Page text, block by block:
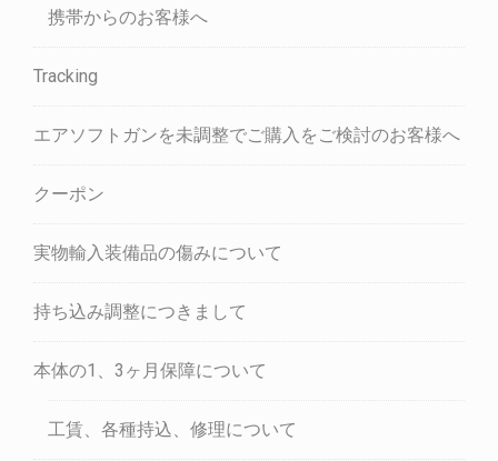
携帯からのお客様へ
Tracking
エアソフトガンを未調整でご購入をご検討のお客様へ
クーポン
実物輸入装備品の傷みについて
持ち込み調整につきまして
本体の1、3ヶ月保障について
工賃、各種持込、修理について